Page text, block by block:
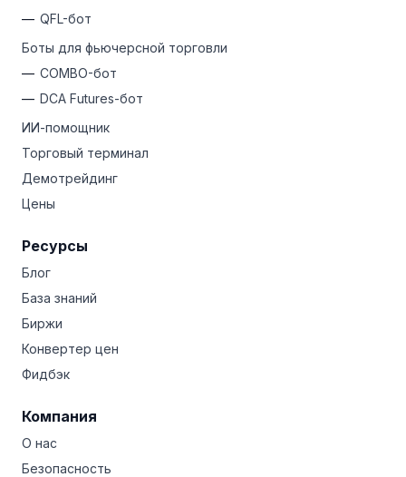
QFL-бот
Боты для фьючерсной торговли
COMBO-бот
DCA Futures-бот
ИИ-помощник
Торговый терминал
Демотрейдинг
Цены
Ресурсы
Блог
База знаний
Биржи
Конвертер цен
Фидбэк
Компания
О нас
Безопасность